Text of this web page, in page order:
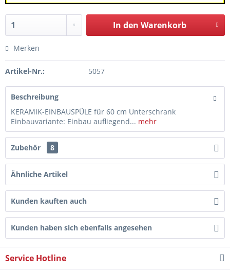
In den Warenkorb
Merken
Artikel-Nr.: 5057
Beschreibung
KERAMIK-EINBAUSPÜLE für 60 cm Unterschrank
Einbauvariante: Einbau aufliegend... mehr
Zubehör 8
Ähnliche Artikel
Kunden kauften auch
Kunden haben sich ebenfalls angesehen
Service Hotline